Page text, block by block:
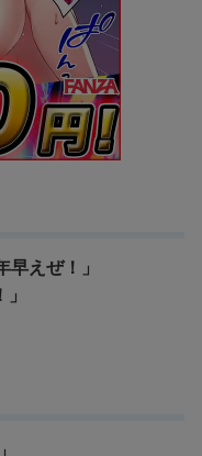
早えぜ！」